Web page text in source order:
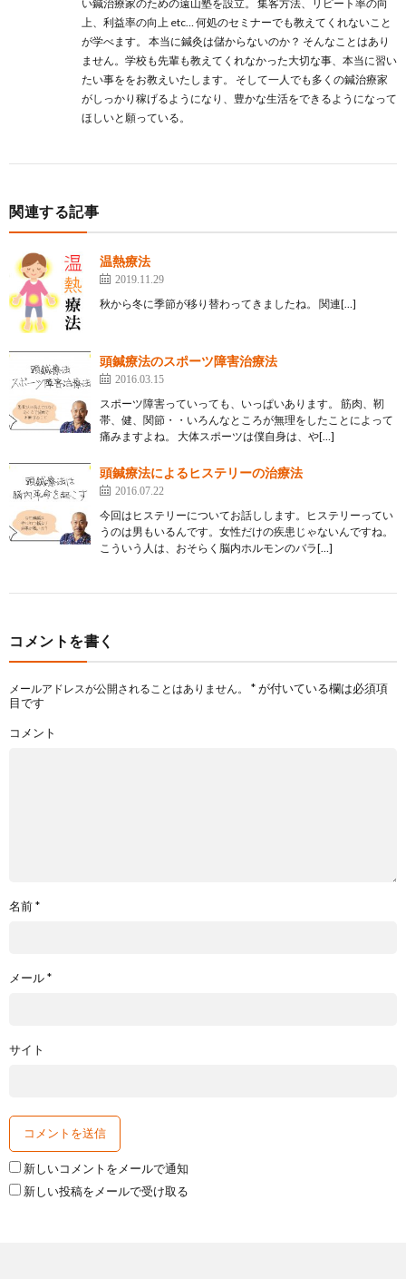
い鍼治療家のための遠山塾を設立。 集客方法、リピート率の向
上、利益率の向上 etc… 何処のセミナーでも教えてくれないこと
が学べます。 本当に鍼灸は儲からないのか？ そんなことはあり
ません。学校も先輩も教えてくれなかった大切な事、本当に習い
たい事ををお教えいたします。 そして一人でも多くの鍼治療家
がしっかり稼げるようになり、豊かな生活をできるようになって
ほしいと願っている。
関連する記事
温熱療法
2019.11.29
秋から冬に季節が移り替わってきましたね。 関連[…]
頭鍼療法のスポーツ障害治療法
2016.03.15
スポーツ障害っていっても、いっぱいあります。 筋肉、靭
帯、健、関節・・いろんなところが無理をしたことによって
痛みますよね。 大体スポーツは僕自身は、や[…]
頭鍼療法によるヒステリーの治療法
2016.07.22
今回はヒステリーについてお話しします。ヒステリーってい
うのは男もいるんです。女性だけの疾患じゃないんですね。
こういう人は、おそらく脳内ホルモンのバラ[…]
コメントを書く
メールアドレスが公開されることはありません。 *が付いている欄は必須項
目です
コメント
名前*
メール*
サイト
新しいコメントをメールで通知
新しい投稿をメールで受け取る